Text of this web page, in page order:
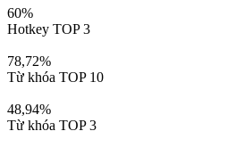
60%
Hotkey TOP 3
78,72%
Từ khóa TOP 10
48,94%
Từ khóa TOP 3